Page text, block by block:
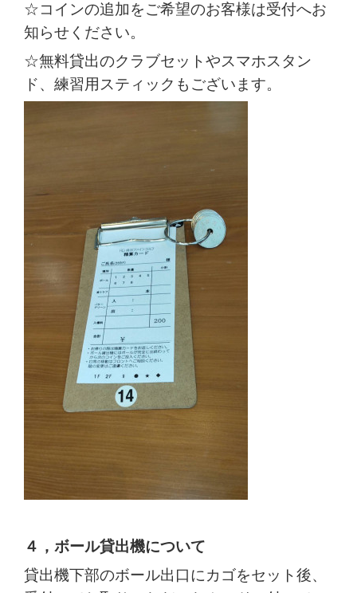
☆コインの追加をご希望のお客様は受付へお
知らせください。
☆無料貸出のクラブセットやスマホスタン
ド、練習用スティックもございます。
４，ボール貸出機について
貸出機下部のボール出口にカゴをセット後、